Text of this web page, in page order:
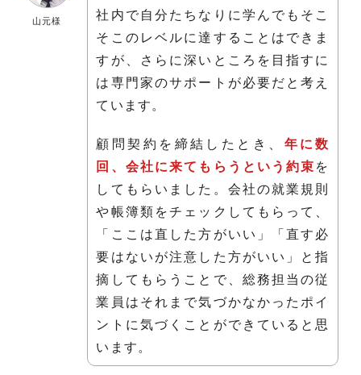
山元様
社内で自分たちなりに学んでもそこ
そこのレベルに達することはできま
すが、さらに深いところを目指すに
は専門家のサポートが必要だと考え
ています。
顧問契約を締結したとき、 年に数
回、会社に来てもらうという約束 を
してもらいました。会社の就業規則
や帳簿類をチェックしてもらって、
「ここは直した方がいい」「直す必
要はないが注意した方がいい」と指
摘してもらうことで、総務担当の従
業員はそれまで気づかなかったポイ
ントに気づくことができていると思
います。